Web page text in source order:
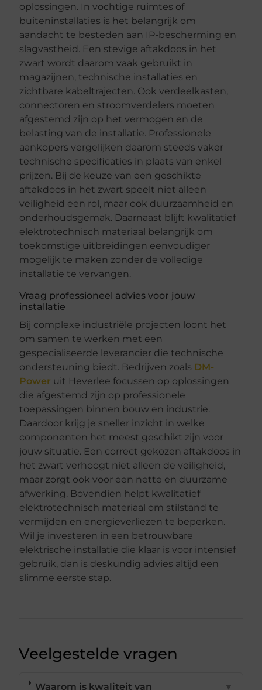
oplossingen. In vochtige ruimtes of
buiteninstallaties is het belangrijk om
aandacht te besteden aan IP-bescherming en
slagvastheid. Een stevige aftakdoos in het
zwart wordt daarom vaak gebruikt in
magazijnen, technische installaties en
zichtbare kabeltrajecten. Ook verdeelkasten,
connectoren en stroomverdelers moeten
afgestemd zijn op het vermogen en de
belasting van de installatie. Professionele
aankopers vergelijken daarom steeds vaker
technische specificaties in plaats van enkel
prijzen. Bij de keuze van een geschikte
aftakdoos in het zwart speelt niet alleen
veiligheid een rol, maar ook duurzaamheid en
onderhoudsgemak. Daarnaast blijft kwalitatief
elektrotechnisch materiaal belangrijk om
toekomstige uitbreidingen eenvoudiger
mogelijk te maken zonder de volledige
installatie te vervangen.
Vraag professioneel advies voor jouw
installatie
Bij complexe industriële projecten loont het
om samen te werken met een
gespecialiseerde leverancier die technische
ondersteuning biedt. Bedrijven zoals DM-
Power uit Heverlee focussen op oplossingen
die afgestemd zijn op professionele
toepassingen binnen bouw en industrie.
Daardoor krijg je sneller inzicht in welke
componenten het meest geschikt zijn voor
jouw situatie. Een correct gekozen aftakdoos in
het zwart verhoogt niet alleen de veiligheid,
maar zorgt ook voor een nette en duurzame
afwerking. Bovendien helpt kwalitatief
elektrotechnisch materiaal om stilstand te
vermijden en energieverliezen te beperken.
Wil je investeren in een betrouwbare
elektrische installatie die klaar is voor intensief
gebruik, dan is deskundig advies altijd een
slimme eerste stap.
Veelgestelde vragen
Waarom is kwaliteit van ▼